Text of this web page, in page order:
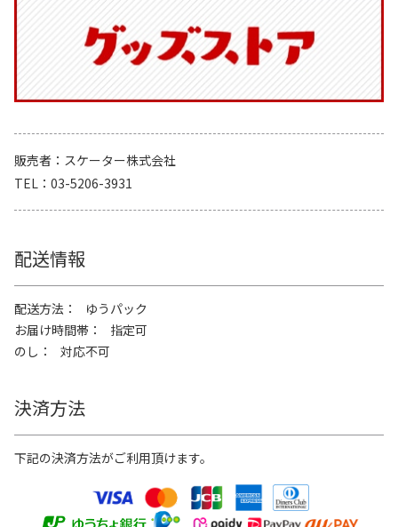
販売者
スケーター株式会社
TEL
03-5206-3931
配送情報
配送方法
ゆうパック
お届け時間帯
指定可
のし
対応不可
決済方法
下記の決済方法がご利用頂けます。